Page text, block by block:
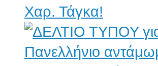
Χαρ. Τάγκα!